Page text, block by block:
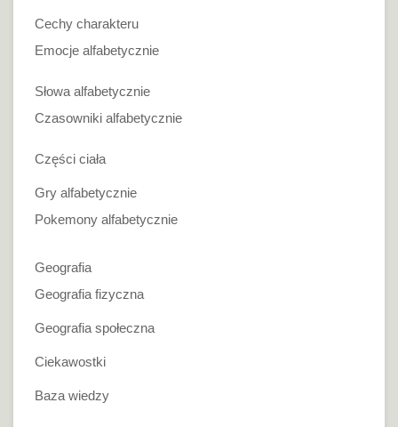
Cechy charakteru
Emocje alfabetycznie
Słowa alfabetycznie
Czasowniki alfabetycznie
Części ciała
Gry alfabetycznie
Pokemony alfabetycznie
Geografia
Geografia fizyczna
Geografia społeczna
Ciekawostki
Baza wiedzy